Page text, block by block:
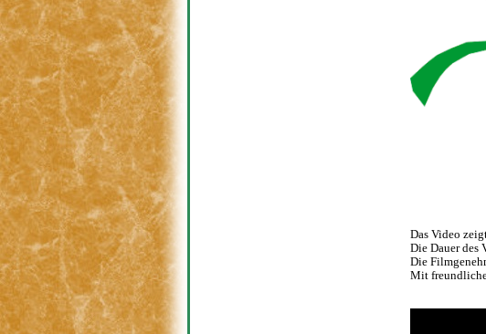
Das Video
Die Dauer des
Die
Mit